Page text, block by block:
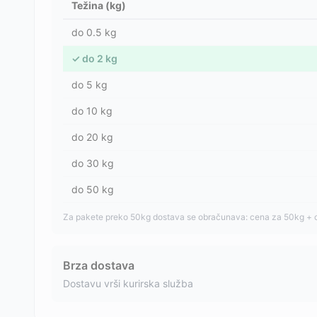
Težina (kg)
do 0.5 kg
✓ do 2 kg
do 5 kg
do 10 kg
do 20 kg
do 30 kg
do 50 kg
Za pakete preko 50kg dostava se obračunava: cena za 50kg +
Brza dostava
Dostavu vrši kurirska služba